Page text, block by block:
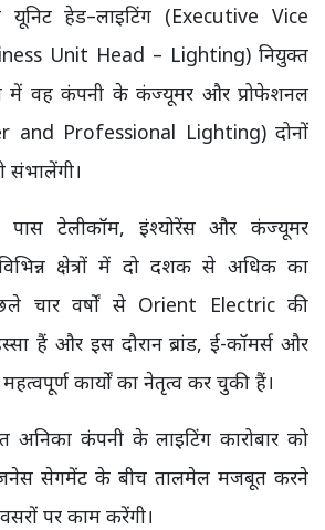
यूनिट हेड–लाइटिंग (Executive Vice
Unit Head – Lighting) नियुक्त
में वह कंपनी के कंज्यूमर और प्रोफेशनल
and Professional Lighting) दोनों
संभालेंगी।
पास टेलीकॉम, इंश्योरेंस और कंज्यूमर
क्षेत्रों में दो दशक से अधिक का
चार वर्षों से Orient Electric की
हैं और इस दौरान ब्रांड, ई-कॉमर्स और
कार्यों का नेतृत्व कर चुकी हैं।
अनिका कंपनी के लाइटिंग कारोबार को
सेगमेंट के बीच तालमेल मजबूत करने
पर काम करेंगी।